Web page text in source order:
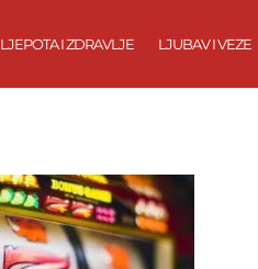
LJEPOTA I ZDRAVLJE LJUBAV I VEZE